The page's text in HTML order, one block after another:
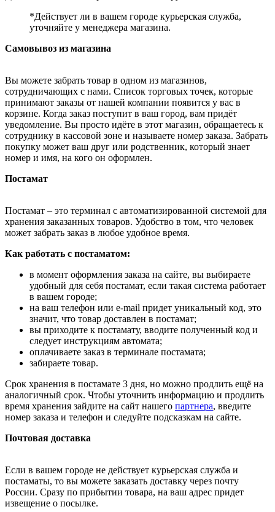
*Действует ли в вашем городе курьерская служба,
уточняйте у менеджера магазина.
Самовывоз из магазина
Вы можете забрать товар в одном из магазинов,
сотрудничающих с нами. Список торговых точек, которые
принимают заказы от нашей компании появится у вас в
корзине. Когда заказ поступит в ваш город, вам придёт
уведомление. Вы просто идёте в этот магазин, обращаетесь к
сотруднику в кассовой зоне и называете номер заказа. Забрать
покупку может ваш друг или родственник, который знает
номер и имя, на кого он оформлен.
Постамат
Постамат – это терминал с автоматизированной системой для
хранения заказанных товаров. Удобство в том, что человек
может забрать заказ в любое удобное время.
Как работать с постаматом:
в момент оформления заказа на сайте, вы выбираете
удобный для себя постамат, если такая система работает
в вашем городе;
на ваш телефон или e-mail придет уникальный код, это
значит, что товар доставлен в постамат;
вы приходите к постамату, вводите полученный код и
следует инструкциям автомата;
оплачиваете заказ в терминале постамата;
забираете товар.
Срок хранения в постамате 3 дня, но можно продлить ещё на
аналогичный срок. Чтобы уточнить информацию и продлить
время хранения зайдите на сайт нашего партнера, введите
номер заказа и телефон и следуйте подсказкам на сайте.
Почтовая доставка
Если в вашем городе не действует курьерская служба и
постаматы, то вы можете заказать доставку через почту
России. Сразу по прибытии товара, на ваш адрес придет
извещение о посылке.